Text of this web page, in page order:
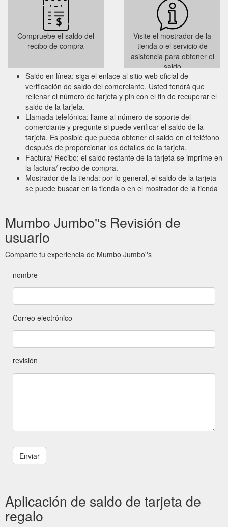
Compruebe el saldo del
recibo de compra
Visite el mostrador de la
tienda o el servicio de
asistencia para obtener el
saldo
Saldo en línea: siga el enlace al sitio web oficial de
verificación de saldo del comerciante. Usted tendrá que
rellenar el número de tarjeta y pin con el fin de recuperar el
saldo de la tarjeta.
Llamada telefónica: llame al número de soporte del
comerciante y pregunte si puede verificar el saldo de la
tarjeta. Es posible que pueda obtener el saldo en el teléfono
después de proporcionar los detalles de la tarjeta.
Factura/ Recibo: el saldo restante de la tarjeta se imprime en
la factura/ recibo de compra.
Mostrador de la tienda: por lo general, el saldo de la tarjeta
se puede buscar en la tienda o en el mostrador de la tienda
Mumbo Jumbo''s Revisión de
usuario
Comparte tu experiencia de Mumbo Jumbo''s
nombre
Correo electrónico
revisión
Aplicación de saldo de tarjeta de
regalo